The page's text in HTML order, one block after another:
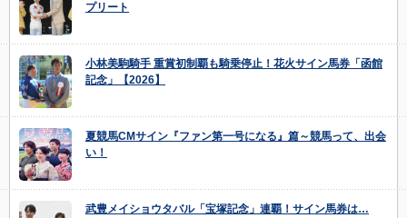
プリート
小林美駒騎手 重賞初制覇も騎乗停止！花火サイン馬券「函館
記念」【2026】
夏競馬CMサイン『ファン第一号になる』篇～競馬って、出会
い！
武豊メイショウタバル「宝塚記念」連覇！サイン馬券は…